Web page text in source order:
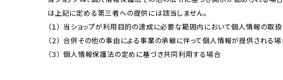
は上記に定める第三者への提供には該当しません。
（１） 当ショップが利用目的の達成に必要な範囲内において個人情報の
（２） 合併その他の事由による事業の承継に伴って個人情報が提供される
（３） 個人情報保護法の定めに基づき共同利用する場合